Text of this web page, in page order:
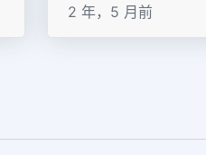
2 年，5 月前